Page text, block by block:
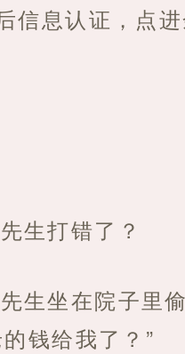
信息认证，点
生打错了？
生坐在院子里
钱给我了？”